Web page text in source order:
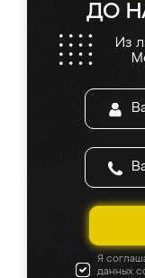
ДО
Из
Я
данных